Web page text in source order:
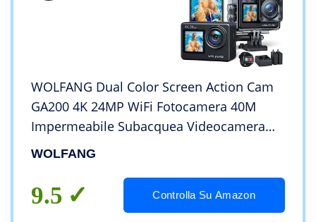
WOLFANG Dual Color Screen Action Cam
GA200 4K 24MP WiFi Fotocamera 40M
Impermeabile Subacquea Videocamera
Casco Anti-Shock con Telecomando 2.4G,
Accessori
WOLFANG
9.5 Controlla Su Amazon